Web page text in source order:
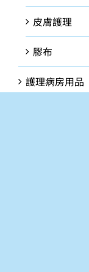
皮膚護理
膠布
護理病房用品